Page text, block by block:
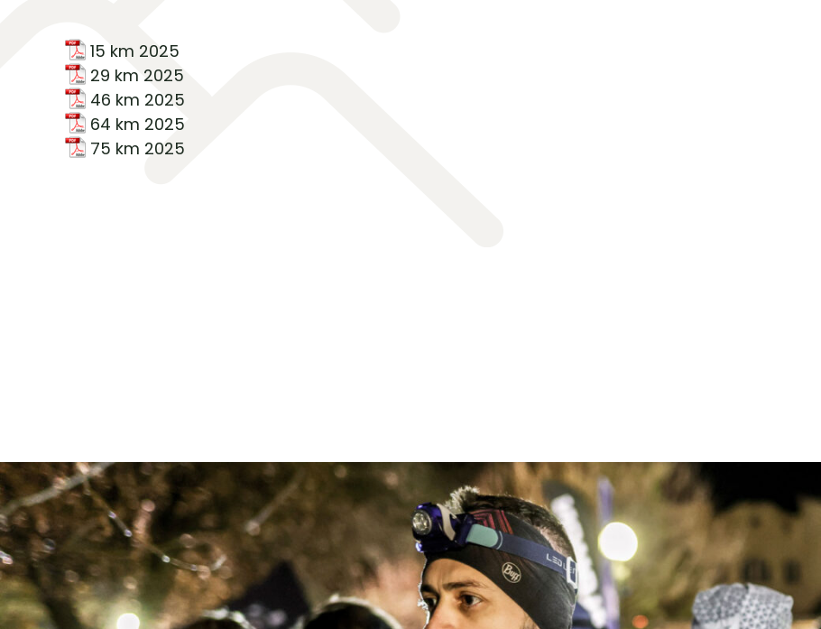
15 km 2025
29 km 2025
46 km 2025
64 km 2025
75 km 2025